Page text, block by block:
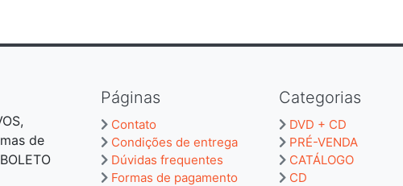
Páginas
Contato
Condições de entrega
Dúvidas frequentes
Formas de pagamento
Categorias
DVD + CD
PRÉ-VENDA
CATÁLOGO
CD
de